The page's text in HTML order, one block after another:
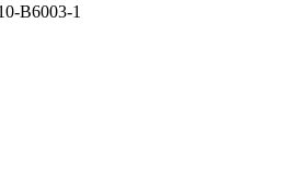
B6003-1